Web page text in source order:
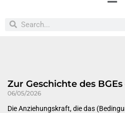
Zur Geschichte des
06/05/2026
Die Anziehungskraft, die das